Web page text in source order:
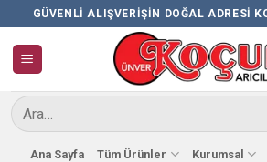
İçeriğe
atla
GÜVENLI ALIŞVERIŞIN DOĞAL ADRESI
Ara:
Ana Sayfa Tüm Ürünler Kurumsal